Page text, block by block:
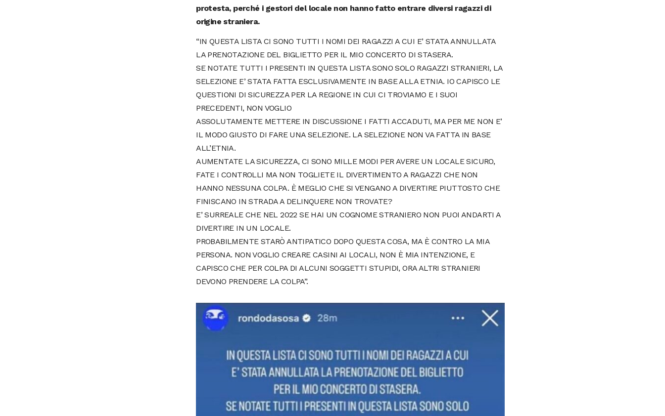
protesta, perché i gestori del locale non hanno fatto entrare diversi ragazzi di
origine straniera.
“IN QUESTA LISTA CI SONO TUTTI I NOMI DEI RAGAZZI A CUI E’ STATA ANNULLATA
LA PRENOTAZIONE DEL BIGLIETTO PER IL MIO CONCERTO DI STASERA.
SE NOTATE TUTTI I PRESENTI IN QUESTA LISTA SONO SOLO RAGAZZI STRANIERI, LA
SELEZIONE E’ STATA FATTA ESCLUSIVAMENTE IN BASE ALLA ETNIA. IO CAPISCO LE
QUESTIONI DI SICUREZZA PER LA REGIONE IN CUI CI TROVIAMO E I SUOI
PRECEDENTI, NON VOGLIO
ASSOLUTAMENTE METTERE IN DISCUSSIONE I FATTI ACCADUTI, MA PER ME NON E’
IL MODO GIUSTO DI FARE UNA SELEZIONE. LA SELEZIONE NON VA FATTA IN BASE
ALL’ETNIA.
AUMENTATE LA SICUREZZA, CI SONO MILLE MODI PER AVERE UN LOCALE SICURO,
FATE I CONTROLLI MA NON TOGLIETE IL DIVERTIMENTO A RAGAZZI CHE NON
HANNO NESSUNA COLPA. È MEGLIO CHE SI VENGANO A DIVERTIRE PIUTTOSTO CHE
FINISCANO IN STRADA A DELINQUERE NON TROVATE?
E’ SURREALE CHE NEL 2022 SE HAI UN COGNOME STRANIERO NON PUOI ANDARTI A
DIVERTIRE IN UN LOCALE.
PROBABILMENTE STARÒ ANTIPATICO DOPO QUESTA COSA, MA È CONTRO LA MIA
PERSONA. NON VOGLIO CREARE CASINI AI LOCALI, NON È MIA INTENZIONE, E
CAPISCO CHE PER COLPA DI ALCUNI SOGGETTI STUPIDI, ORA ALTRI STRANIERI
DEVONO PRENDERE LA COLPA”.